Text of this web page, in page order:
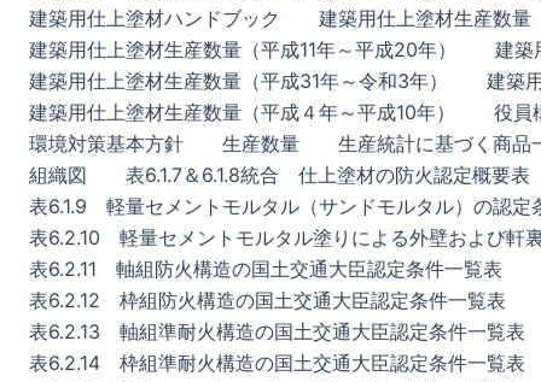
建築用仕上塗材ハンドブック
建築用仕上塗材生産数量
建築用仕上塗材生産数量（平成11年～平成20年）
建築
建築用仕上塗材生産数量（平成31年～令和3年）
建築
建築用仕上塗材生産数量（平成４年～平成10年）
役員
環境対策基本方針
生産数量
生産統計に基づく商品
組織図
表6.1.7＆6.1.8統合 仕上塗材の防火認定概要表
表6.1.9 軽量セメントモルタル（サンドモルタル）の認定
表6.2.10 軽量セメントモルタル塗りによる外壁および軒
表6.2.11 軸組防火構造の国土交通大臣認定条件一覧表
表6.2.12 枠組防火構造の国土交通大臣認定条件一覧表
表6.2.13 軸組準耐火構造の国土交通大臣認定条件一覧表
表6.2.14 枠組準耐火構造の国土交通大臣認定条件一覧表